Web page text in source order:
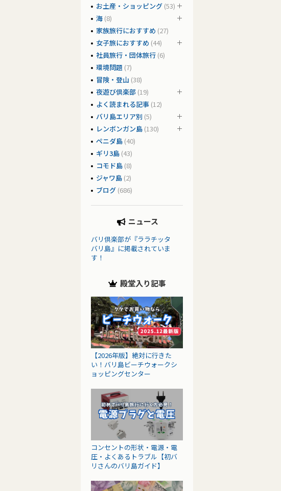
お土産・ショッピング (53)
海 (8)
家族旅行におすすめ (27)
女子旅におすすめ (44)
社員旅行・団体旅行 (6)
環境問題 (7)
冒険・登山 (38)
夜遊び倶楽部 (19)
よく読まれる記事 (12)
バリ島エリア別 (5)
レンボンガン島 (130)
ペニダ島 (40)
ギリ3島 (43)
コモド島 (8)
ジャワ島 (2)
ブログ (686)
ニュース
バリ倶楽部が『ララチッタ
バリ島』に掲載されていま
す！
殿堂入り記事
【2026年版】絶対に行きた
い！バリ島ビーチウォークシ
ョッピングセンター
コンセントの形状・電源・電
圧・よくあるトラブル【初バ
リさんのバリ島ガイド】